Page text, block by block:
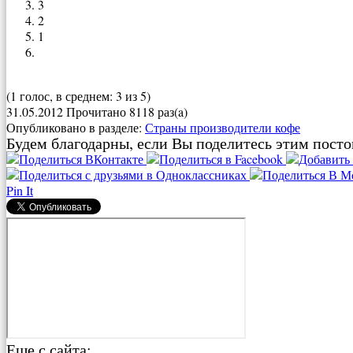
3
2
1
(1 голос, в среднем: 3 из 5)
31.05.2012Прочитано 8118 раз(a)
Опубликовано в разделе: Страны производители кофе
Будем благодарны, если Вы поделитесь этим
Pin It